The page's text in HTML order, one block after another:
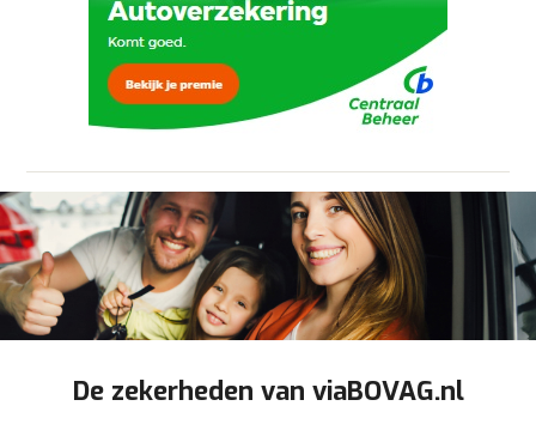
onzeprivacyverklaring
Verstuur mijn vraag
viaBOVAG.nl verwerkt je persoonsgegevens
om je aanvraag zo goed mogelijk bij de
aanbieder te brengen. Lees hier meer over in
Stuur mijn bevinding door
De zekerheden van viaBOVAG.nl